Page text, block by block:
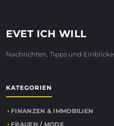
EVET ICH WILL
Nachrichten, Tipps und Einblicke
KATEGORIEN
FINANZEN & IMMOBILIEN
FRAUEN / MODE